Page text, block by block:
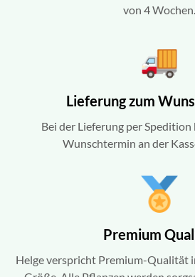
von 4 Wochen.
Lieferung zum
Bei der Lieferung per
Wunschtermin an der
Premium
Helge verspricht Premium-Qualität